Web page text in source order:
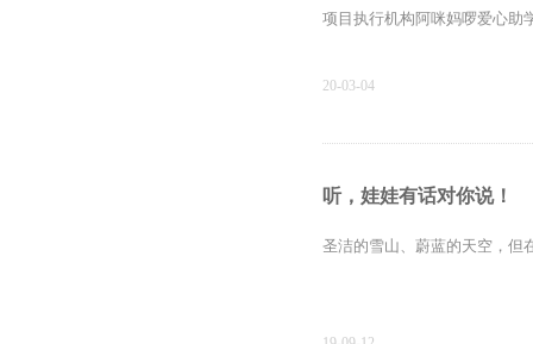
项目执行机构阿咪妈啰爱心助
20-03-04
听，娃娃有话对你说！
圣洁的雪山、蔚蓝的天空，但